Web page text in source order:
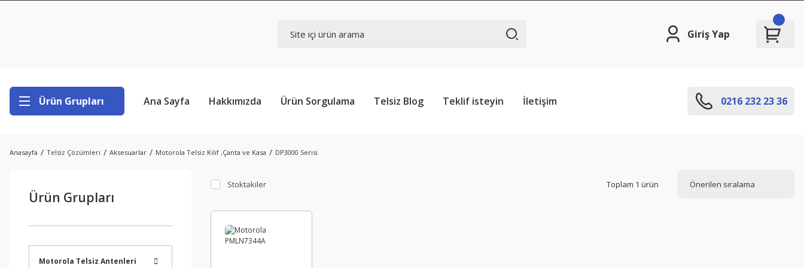
Giriş Yap
Ürün Grupları Ana Sayfa Hakkımızda Ürün Sorgulama Telsiz Blog Teklif isteyin İletişim 0216 232 23 36
Anasayfa Telsiz Çözümleri Aksesuarlar Motorola Telsiz Kılıf ,Çanta ve Kasa DP3000 Serisi
Ürün Grupları
Motorola Telsiz Antenleri
Stoktakiler Toplam 1 ürün